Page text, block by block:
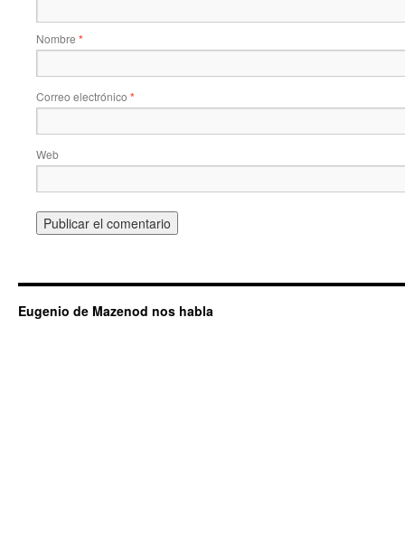
Nombre *
Correo electrónico *
Web
Eugenio de Mazenod nos habla